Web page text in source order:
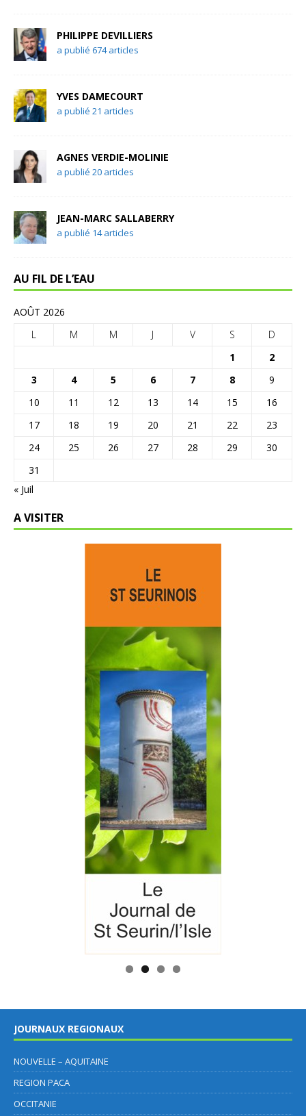
PHILIPPE DEVILLIERS
a publié 674 articles
YVES DAMECOURT
a publié 21 articles
AGNES VERDIE-MOLINIE
a publié 20 articles
JEAN-MARC SALLABERRY
a publié 14 articles
AU FIL DE L’EAU
AOÛT 2026
L
M M J V S
D
1
2
3
4 5 6 7 8
9
10
11 12 13 14 15
16
17
18 19 20 21 22
23
24
25 26 27 28 29
30
31
« Juil
A VISITER
JOURNAUX REGIONAUX
NOUVELLE – AQUITAINE
REGION PACA
OCCITANIE